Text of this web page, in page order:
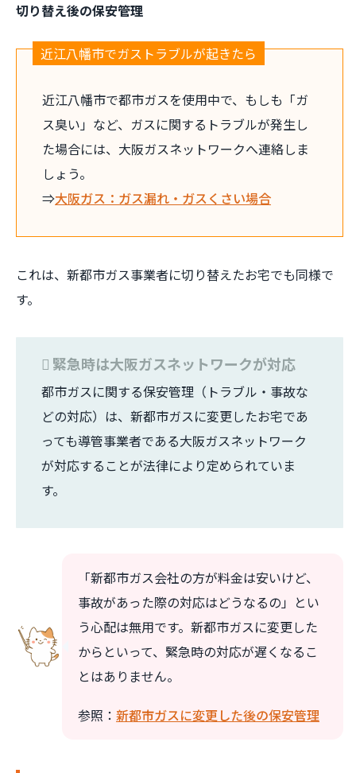
切り替え後の保安管理
近江八幡市でガストラブルが起きたら
近江八幡市で都市ガスを使用中で、もしも「ガ
ス臭い」など、ガスに関するトラブルが発生し
た場合には、大阪ガスネットワークへ連絡しま
しょう。
⇒大阪ガス：ガス漏れ・ガスくさい場合
これは、新都市ガス事業者に切り替えたお宅でも同様で
す。
緊急時は大阪ガスネットワークが対応
都市ガスに関する保安管理（トラブル・事故な
どの対応）は、新都市ガスに変更したお宅であ
っても導管事業者である大阪ガスネットワーク
が対応することが法律により定められていま
す。
「新都市ガス会社の方が料金は安いけど、
事故があった際の対応はどうなるの」とい
う心配は無用です。新都市ガスに変更した
からといって、緊急時の対応が遅くなるこ
とはありません。
参照： 新都市ガスに変更した後の保安管理